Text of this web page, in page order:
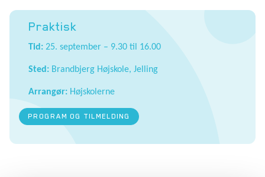
Praktisk
Tid: 25. september – 9.30 til 16.00
Sted: Brandbjerg Højskole, Jelling
Arrangør: Højskolerne
PROGRAM OG TILMELDING